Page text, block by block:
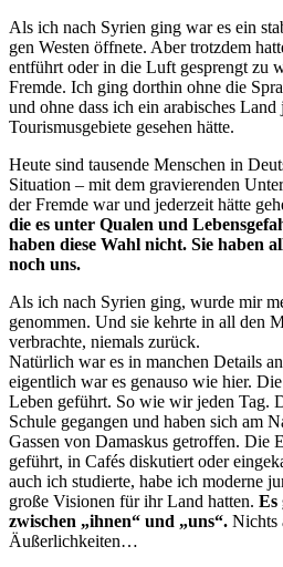
Als ich nach Syrien ging war es ein
gen Westen öffnete. Aber trotzdem
entführt oder in die Luft gesprengt zu
Fremde. Ich ging dorthin ohne die
und ohne dass ich ein arabisches Land
Tourismusgebiete gesehen hätte.
Heute sind tausende Menschen in
Situation – mit dem gravierenden
der Fremde war und jederzeit hätte
die es unter Qualen und
haben diese Wahl nicht. Sie haben
noch uns.
Als ich nach Syrien ging, wurde mir
genommen. Und sie kehrte in all den
verbrachte, niemals zurück.
Natürlich war es in manchen Details
eigentlich war es genauso wie hier.
Leben geführt. So wie wir jeden Tag.
Schule gegangen und haben sich am
Gassen von Damaskus getroffen. Die
geführt, in Cafés diskutiert oder
auch ich studierte, habe ich moderne
große Visionen für ihr Land hatten. Es
zwischen „ihnen“ und „uns“. Nichts
Äußerlichkeiten…